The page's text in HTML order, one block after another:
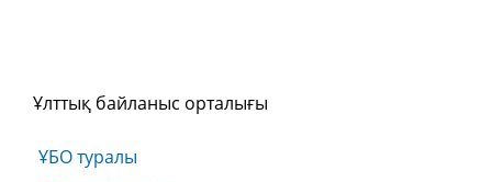
Ұлттық байланыс орталығы
ҰБО туралы